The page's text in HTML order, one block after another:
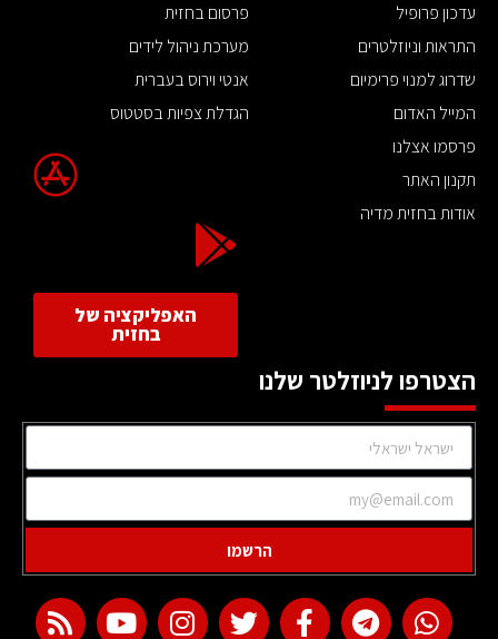
עדכון פרופיל
התראות וניוזלטרים
שדרוג למנוי פרימיום
המייל האדום
פרסמו אצלנו
תקנון האתר
אודות בחזית מדיה
פרסום בחזית
מערכת ניהול לידים
אנטי וירוס בעברית
הגדלת צפיות בסטטוס
האפליקציה של
בחזית
הצטרפו לניוזלטר שלנו
הרשמו